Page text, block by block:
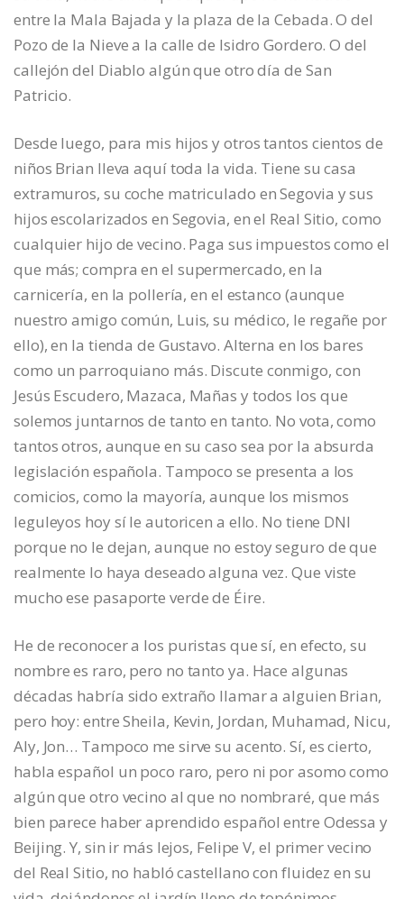
entre la Mala Bajada y la plaza de la Cebada. O del
Pozo de la Nieve a la calle de Isidro Gordero. O del
callejón del Diablo algún que otro día de San
Patricio.
Desde luego, para mis hijos y otros tantos cientos de
niños Brian lleva aquí toda la vida. Tiene su casa
extramuros, su coche matriculado en Segovia y sus
hijos escolarizados en Segovia, en el Real Sitio, como
cualquier hijo de vecino. Paga sus impuestos como el
que más; compra en el supermercado, en la
carnicería, en la pollería, en el estanco (aunque
nuestro amigo común, Luis, su médico, le regañe por
ello), en la tienda de Gustavo. Alterna en los bares
como un parroquiano más. Discute conmigo, con
Jesús Escudero, Mazaca, Mañas y todos los que
solemos juntarnos de tanto en tanto. No vota, como
tantos otros, aunque en su caso sea por la absurda
legislación española. Tampoco se presenta a los
comicios, como la mayoría, aunque los mismos
leguleyos hoy sí le autoricen a ello. No tiene DNI
porque no le dejan, aunque no estoy seguro de que
realmente lo haya deseado alguna vez. Que viste
mucho ese pasaporte verde de Éire.
He de reconocer a los puristas que sí, en efecto, su
nombre es raro, pero no tanto ya. Hace algunas
décadas habría sido extraño llamar a alguien Brian,
pero hoy: entre Sheila, Kevin, Jordan, Muhamad, Nicu,
Aly, Jon… Tampoco me sirve su acento. Sí, es cierto,
habla español un poco raro, pero ni por asomo como
algún que otro vecino al que no nombraré, que más
bien parece haber aprendido español entre Odessa y
Beijing. Y, sin ir más lejos, Felipe V, el primer vecino
del Real Sitio, no habló castellano con fluidez en su